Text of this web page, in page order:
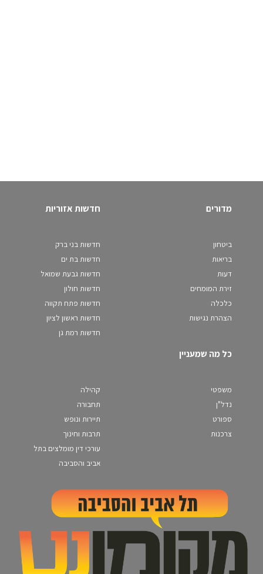
מדורים
ביטחון
בריאות
דעות
זירת המומחים
כלכלה
הצהרת נגישות
חדשות אזוריות
חדשות בני ברק
חדשות בת ים
חדשות גבעת שמואל
חדשות חולון
חדשות פתח תקווה
חדשות ראשון לציון
חדשות רמת גן
כל מה שמעניין
משפטי
נדל"ן
ספורט
צרכנות
קהילה
תחבורה
תיירות ונופש
תרבות וחינוך
עורכי דין מומלצים בתל
אביב והסביבה